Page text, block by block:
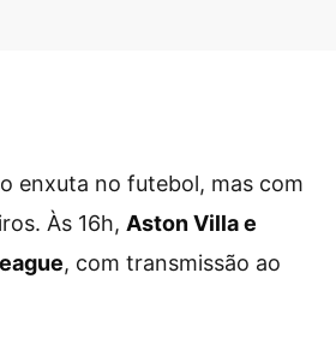
enxuta no futebol, mas com
Às 16h, Aston Villa e
, com transmissão ao